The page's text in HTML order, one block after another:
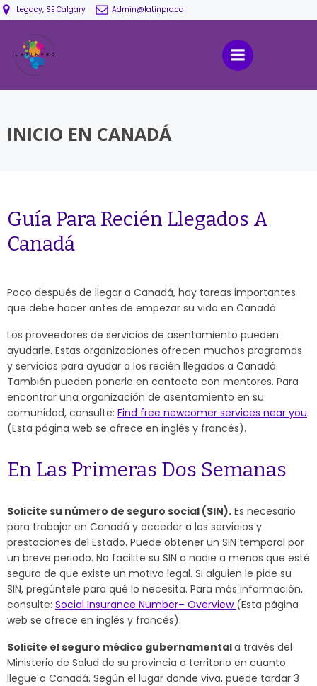
Saltar
al
Legacy, SE Calgary Admin@latinpro.ca
INICIO EN CANADÁ
Guía Para Recién Llegados A
Canadá
Poco después de llegar a Canadá, hay tareas importantes
que debe hacer antes de empezar su vida en Canadá.
Los proveedores de servicios de asentamiento pueden
ayudarle. Estas organizaciones ofrecen muchos programas
y servicios para ayudar a los recién llegados a Canadá.
También pueden ponerle en contacto con mentores. Para
encontrar una organización de asentamiento en su
comunidad, consulte: Find free newcomer services near you
(Esta página web se ofrece en inglés y francés).
En Las Primeras Dos Semanas
Solicite su número de seguro social (SIN). Es necesario
para trabajar en Canadá y acceder a los servicios y
prestaciones del Estado. Puede obtener un SIN temporal por
un breve periodo. No facilite su SIN a nadie a menos que esté
seguro de que existe un motivo legal. Si alguien le pide su
SIN, pregúntele para qué lo necesita. Para más información,
consulte: Social Insurance Number– Overview (Esta página
web se ofrece en inglés y francés).
Solicite el seguro médico gubernamentala través del
Ministerio de Salud de su provincia o territorio en cuanto
llegue a Canadá. Según el lugar donde viva, puede tardar 3